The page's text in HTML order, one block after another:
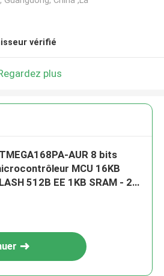
vérifié
plus
AUR 8 bits
MCU 16KB
512B EE 1KB SRAM - 20